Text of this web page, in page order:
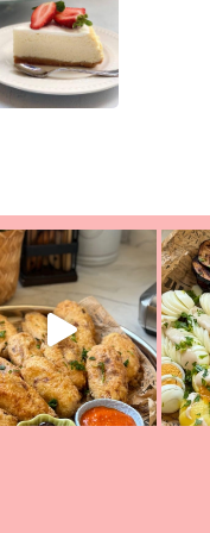
ונראההימים ולכבוד שבת קודש
פיצה של תשעת הימים